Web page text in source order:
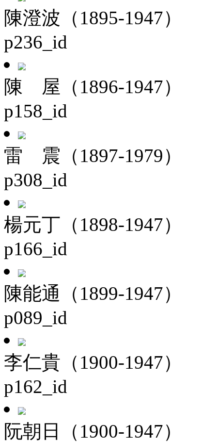
陳澄波（1895-1947）
p236_id
陳 屋（1896-1947）
p158_id
雷 震（1897-1979）
p308_id
楊元丁（1898-1947）
p166_id
陳能通（1899-1947）
p089_id
李仁貴（1900-1947）
p162_id
阮朝日（1900-1947）